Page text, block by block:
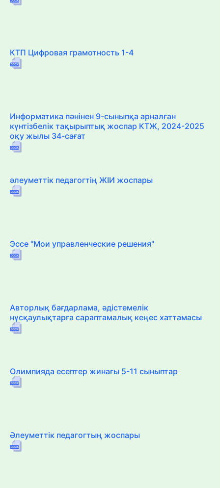
КТП Цифровая грамотность 1-4
Информатика пәнінен 9-сыныпқа арналған
күнтізбелік тақырыптық жоспар КТЖ, 2024-2025
оқу жылы 34-сағат
әлеуметтік педагогтің ЖІИ жоспары
Эссе "Мои управленческие решения"
Авторлық бағдарлама, әдістемелік
нұсқаулықтарға сараптамалық кеңес хаттамасы
Олимпияда есептер жинағы 5-11 сыныптар
Әлеуметтік педагогтың жоспары